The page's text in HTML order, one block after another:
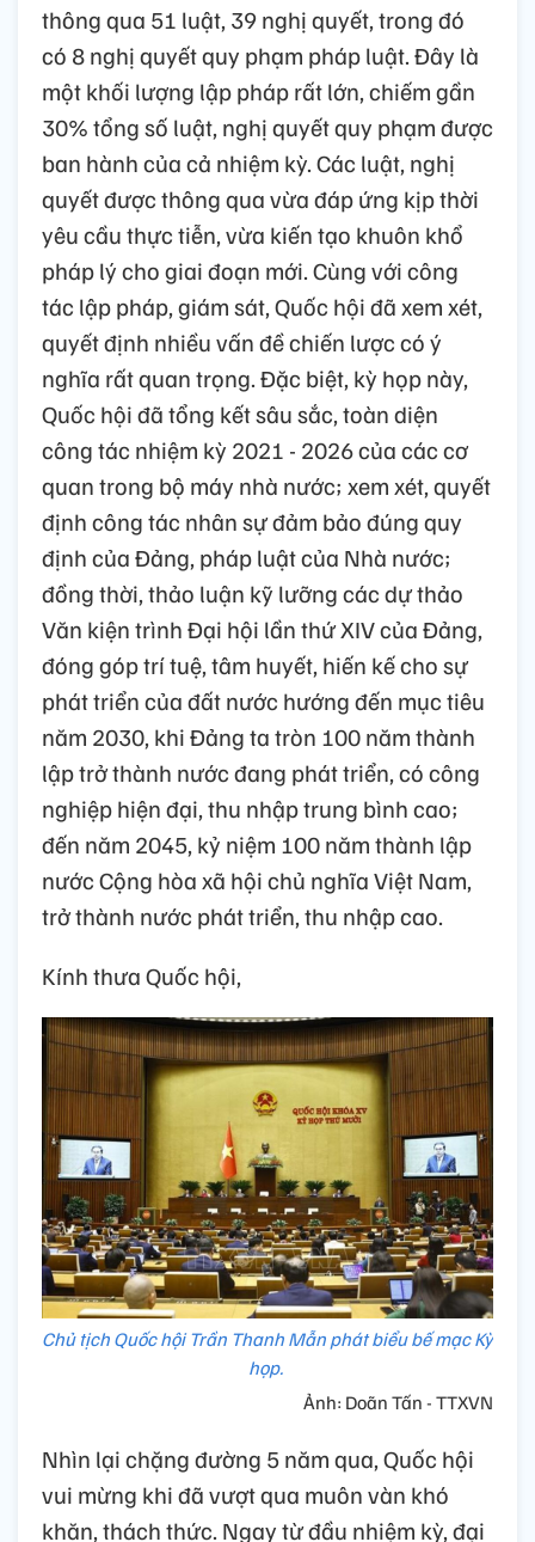
thông qua 51 luật, 39 nghị quyết, trong đó
có 8 nghị quyết quy phạm pháp luật. Đây là
một khối lượng lập pháp rất lớn, chiếm gần
30% tổng số luật, nghị quyết quy phạm được
ban hành của cả nhiệm kỳ. Các luật, nghị
quyết được thông qua vừa đáp ứng kịp thời
yêu cầu thực tiễn, vừa kiến tạo khuôn khổ
pháp lý cho giai đoạn mới. Cùng với công
tác lập pháp, giám sát, Quốc hội đã xem xét,
quyết định nhiều vấn đề chiến lược có ý
nghĩa rất quan trọng. Đặc biệt, kỳ họp này,
Quốc hội đã tổng kết sâu sắc, toàn diện
công tác nhiệm kỳ 2021 - 2026 của các cơ
quan trong bộ máy nhà nước; xem xét, quyết
định công tác nhân sự đảm bảo đúng quy
định của Đảng, pháp luật của Nhà nước;
đồng thời, thảo luận kỹ lưỡng các dự thảo
Văn kiện trình Đại hội lần thứ XIV của Đảng,
đóng góp trí tuệ, tâm huyết, hiến kế cho sự
phát triển của đất nước hướng đến mục tiêu
năm 2030, khi Đảng ta tròn 100 năm thành
lập trở thành nước đang phát triển, có công
nghiệp hiện đại, thu nhập trung bình cao;
đến năm 2045, kỷ niệm 100 năm thành lập
nước Cộng hòa xã hội chủ nghĩa Việt Nam,
trở thành nước phát triển, thu nhập cao.
Kính thưa Quốc hội,
Chủ tịch Quốc hội Trần Thanh Mẫn phát biểu bế mạc Kỳ
họp.
Ảnh: Doãn Tấn - TTXVN
Nhìn lại chặng đường 5 năm qua, Quốc hội
vui mừng khi đã vượt qua muôn vàn khó
khăn, thách thức. Ngay từ đầu nhiệm kỳ, đại